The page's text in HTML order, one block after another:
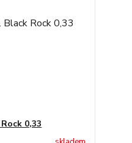
0,33